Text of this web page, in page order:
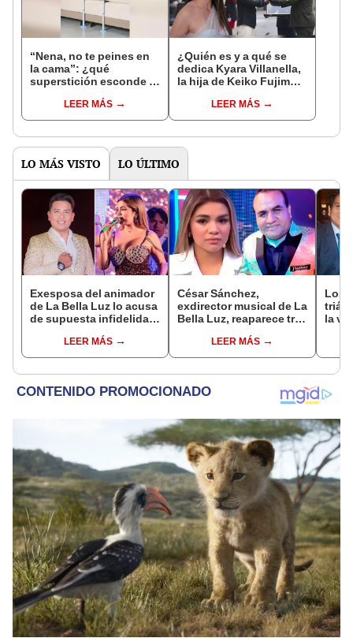
“Nena, no te peines en
la cama”: ¿qué
superstición esconde la
Enanitos Verdes?
LEER MÁS
¿Quién es y a qué se
dedica Kyara Villanella,
la hija de Keiko Fujimori
nivel nacional?
LEER MÁS
LO MÁS VISTO LO ÚLTIMO
Exesposa del animador
de La Bella Luz lo acusa
de supuesta infidelidad
expone chats
LEER MÁS
César Sánchez,
exdirector musical de La
Bella Luz, reaparece tras
Saldaña con polémico
pedido: "Pido respetar
LEER MÁS
Los
la